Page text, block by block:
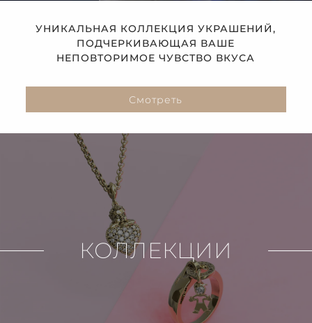
УНИКАЛЬНАЯ КОЛЛЕКЦИЯ УКРАШЕНИЙ,
ПОДЧЕРКИВАЮЩАЯ ВАШЕ
НЕПОВТОРИМОЕ ЧУВСТВО ВКУСА
Смотреть
КОЛЛЕКЦИИ